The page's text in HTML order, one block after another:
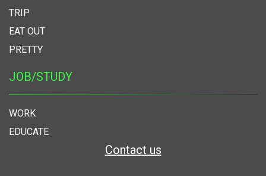
TRIP
EAT OUT
PRETTY
JOB/STUDY
WORK
EDUCATE
Contact us